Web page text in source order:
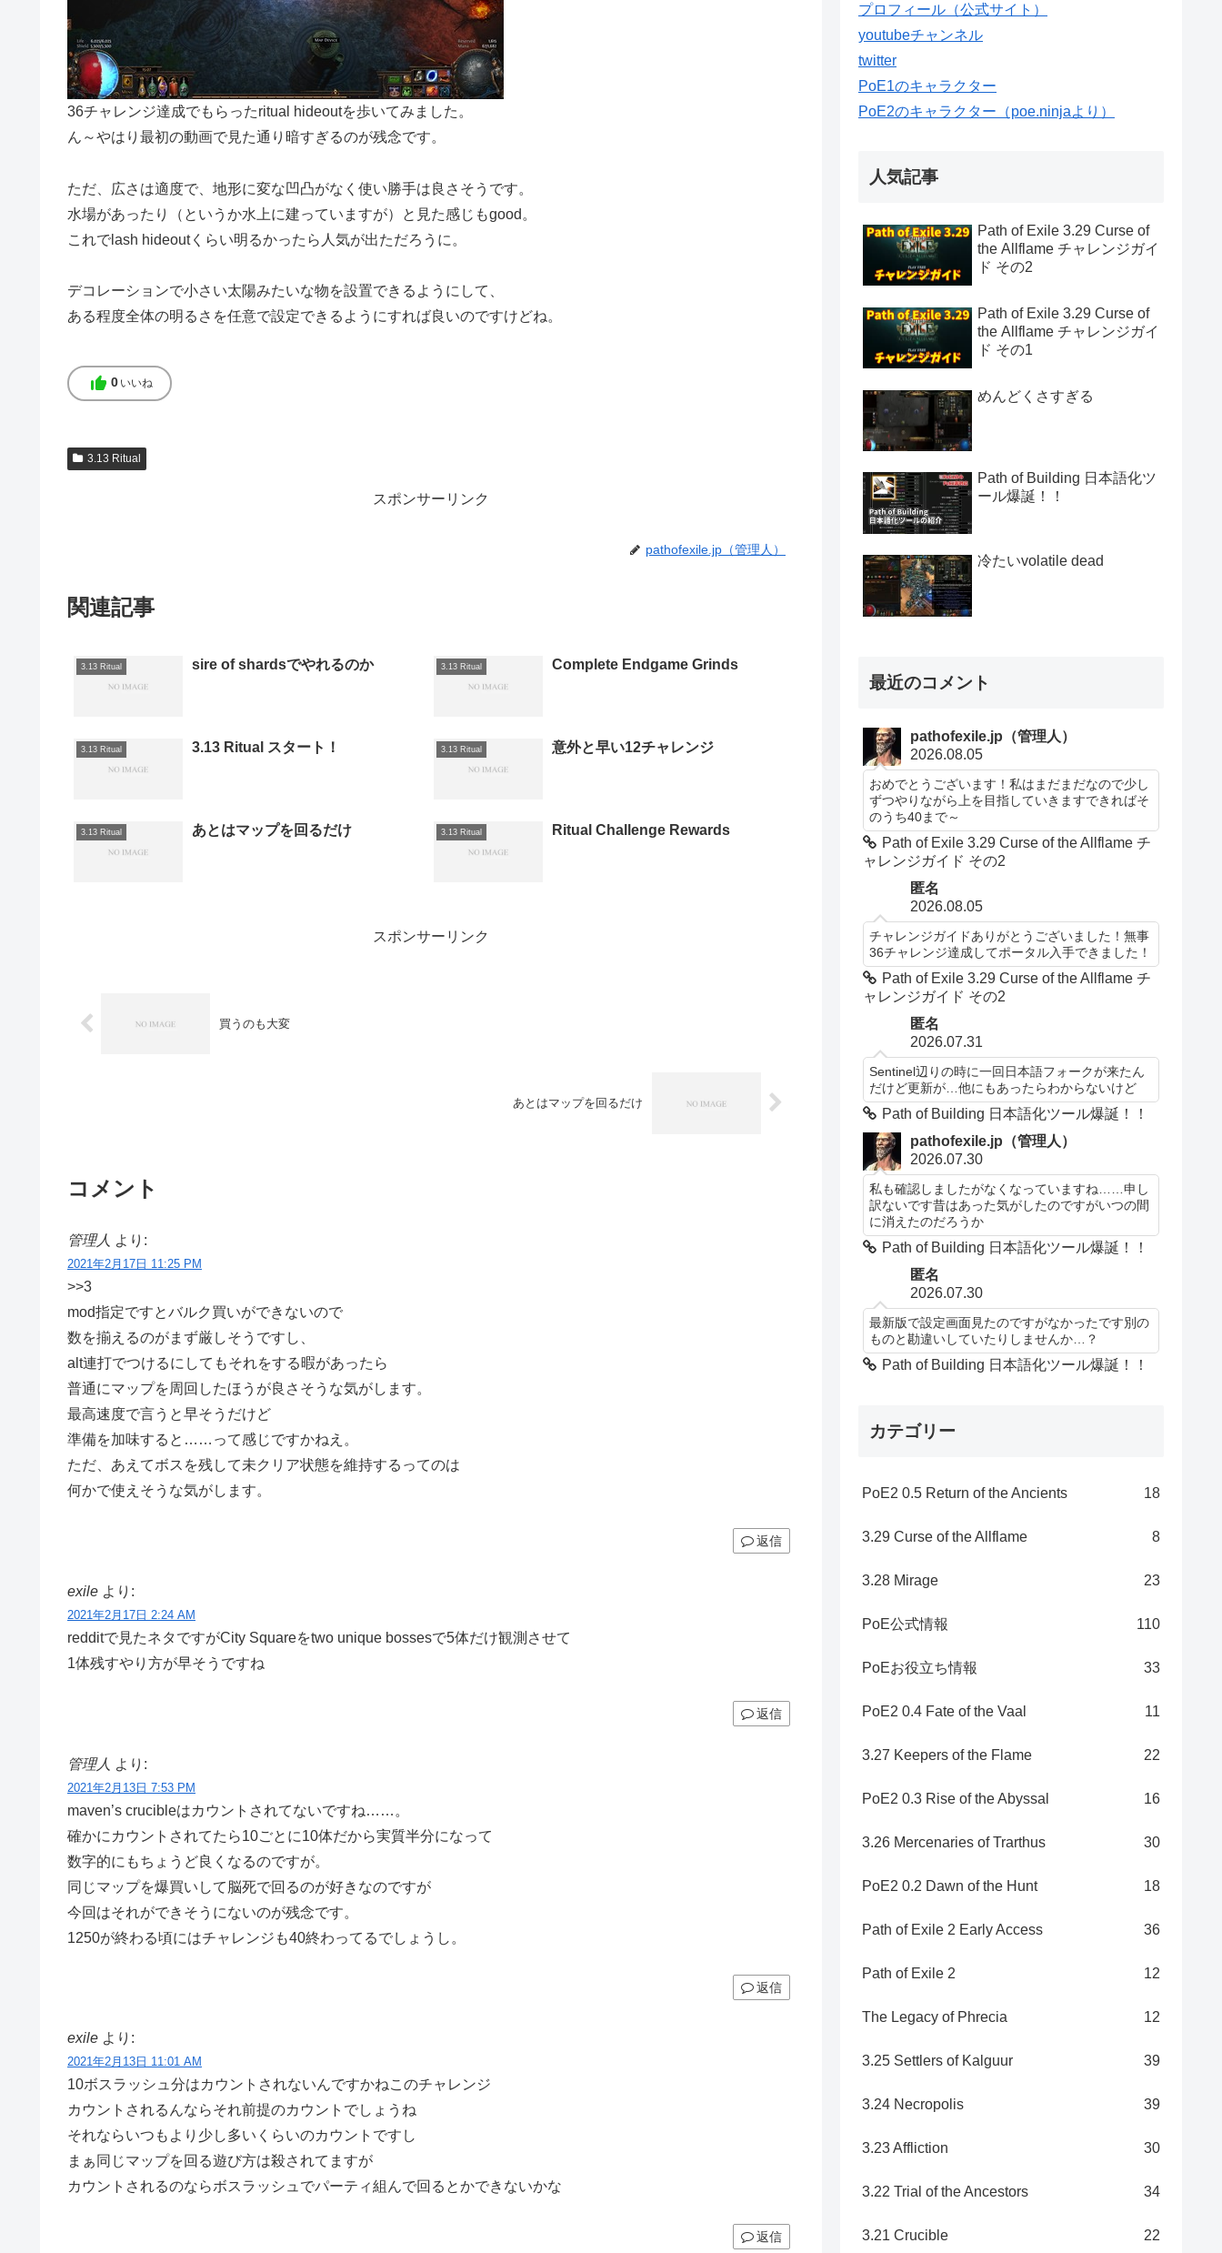
36チャレンジ達成でもらったritual hideoutを歩いてみました。
ん～やはり最初の動画で見た通り暗すぎるのが残念です。
ただ、広さは適度で、地形に変な凹凸がなく使い勝手は良さそうです。
水場があったり（というか水上に建っていますが）と見た感じもgood。
これでlash hideoutくらい明るかったら人気が出ただろうに。
デコレーションで小さい太陽みたいな物を設置できるようにして、
ある程度全体の明るさを任意で設定できるようにすれば良いのですけどね。
thumb_up 0 いいね
3.13 Ritual
スポンサーリンク
pathofexile.jp（管理人）
関連記事
3.13 Ritual sire of shardsでやれるのか 3.13 Ritual Complete Endgame Grinds
3.13 Ritual 3.13 Ritual スタート！ 3.13 Ritual 意外と早い12チャレンジ
3.13 Ritual あとはマップを回るだけ 3.13 Ritual Ritual Challenge Rewards
スポンサーリンク
買うのも大変
あとはマップを回るだけ
コメント
管理人 より:
2021年2月17日 11:25 PM
>>3
mod指定ですとバルク買いができないので
数を揃えるのがまず厳しそうですし、
alt連打でつけるにしてもそれをする暇があったら
普通にマップを周回したほうが良さそうな気がします。
最高速度で言うと早そうだけど
準備を加味すると……って感じですかねえ。
ただ、あえてボスを残して未クリア状態を維持するってのは
何かで使えそうな気がします。
返信
exile より:
2021年2月17日 2:24 AM
redditで見たネタですがCity Squareをtwo unique bossesで5体だけ観測させて
1体残すやり方が早そうですね
返信
管理人 より:
2021年2月13日 7:53 PM
maven’s crucibleはカウントされてないですね……。
確かにカウントされてたら10ごとに10体だから実質半分になって
数字的にもちょうど良くなるのですが。
同じマップを爆買いして脳死で回るのが好きなのですが
今回はそれができそうにないのが残念です。
1250が終わる頃にはチャレンジも40終わってるでしょうし。
返信
exile より:
2021年2月13日 11:01 AM
10ボスラッシュ分はカウントされないんですかねこのチャレンジ
カウントされるんならそれ前提のカウントでしょうね
それならいつもより少し多いくらいのカウントですし
まぁ同じマップを回る遊び方は殺されてますが
カウントされるのならボスラッシュでパーティ組んで回るとかできないかな
返信
プロフィール（公式サイト）
youtubeチャンネル
twitter
PoE1のキャラクター
PoE2のキャラクター（poe.ninjaより）
人気記事
Path of Exile 3.29 Curse of
the Allflame チャレンジガイ
ド その2
Path of Exile 3.29 Curse of
the Allflame チャレンジガイ
ド その1
めんどくさすぎる
Path of Building 日本語化ツ
ール爆誕！！
冷たいvolatile dead
最近のコメント
pathofexile.jp（管理人）
2026.08.05
おめでとうございます！私はまだまだなので少し
ずつやりながら上を目指していきますできればそ
のうち40まで～
Path of Exile 3.29 Curse of the Allflame チ
ャレンジガイド その2
匿名
2026.08.05
チャレンジガイドありがとうございました！無事
36チャレンジ達成してポータル入手できました！
Path of Exile 3.29 Curse of the Allflame チ
ャレンジガイド その2
匿名
2026.07.31
Sentinel辺りの時に一回日本語フォークが来たん
だけど更新が…他にもあったらわからないけど
Path of Building 日本語化ツール爆誕！！
pathofexile.jp（管理人）
2026.07.30
私も確認しましたがなくなっていますね……申し
訳ないです昔はあった気がしたのですがいつの間
に消えたのだろうか
Path of Building 日本語化ツール爆誕！！
匿名
2026.07.30
最新版で設定画面見たのですがなかったです別の
ものと勘違いしていたりしませんか…？
Path of Building 日本語化ツール爆誕！！
カテゴリー
PoE2 0.5 Return of the Ancients 18
3.29 Curse of the Allflame 8
3.28 Mirage 23
PoE公式情報 110
PoEお役立ち情報 33
PoE2 0.4 Fate of the Vaal 11
3.27 Keepers of the Flame 22
PoE2 0.3 Rise of the Abyssal 16
3.26 Mercenaries of Trarthus 30
PoE2 0.2 Dawn of the Hunt 18
Path of Exile 2 Early Access 36
Path of Exile 2 12
The Legacy of Phrecia 12
3.25 Settlers of Kalguur 39
3.24 Necropolis 39
3.23 Affliction 30
3.22 Trial of the Ancestors 34
3.21 Crucible 22